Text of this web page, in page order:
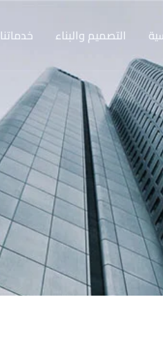
التصميم والبناء خدماتنا